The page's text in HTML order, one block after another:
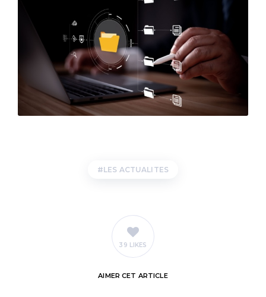
LES ACTUALITES
39 LIKES
AIMER CET ARTICLE